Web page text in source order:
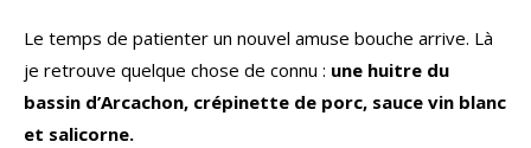
Le temps de patienter un nouvel amuse bouche arrive. Là
je retrouve quelque chose de connu : une huitre du
bassin d’Arcachon, crépinette de porc, sauce vin blanc
et salicorne.